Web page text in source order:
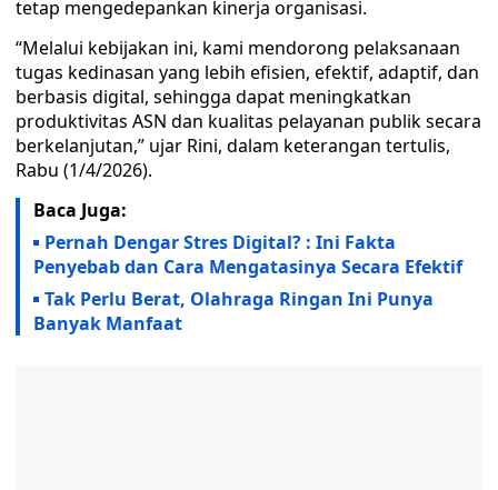
tetap mengedepankan kinerja organisasi.
“Melalui kebijakan ini, kami mendorong pelaksanaan
tugas kedinasan yang lebih efisien, efektif, adaptif, dan
berbasis digital, sehingga dapat meningkatkan
produktivitas ASN dan kualitas pelayanan publik secara
berkelanjutan,” ujar Rini, dalam keterangan tertulis,
Rabu (1/4/2026).
Baca Juga:
Pernah Dengar Stres Digital? : Ini Fakta
Penyebab dan Cara Mengatasinya Secara Efektif
Tak Perlu Berat, Olahraga Ringan Ini Punya
Banyak Manfaat